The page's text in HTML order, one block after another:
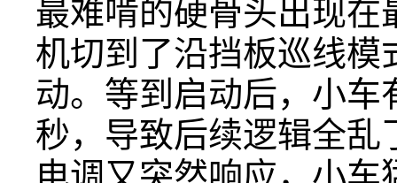
最难啃的硬骨头出现
机切到了沿挡板巡线模
动。等到启动后，小
秒，导致后续逻辑全乱